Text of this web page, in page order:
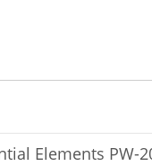
Elements PW-